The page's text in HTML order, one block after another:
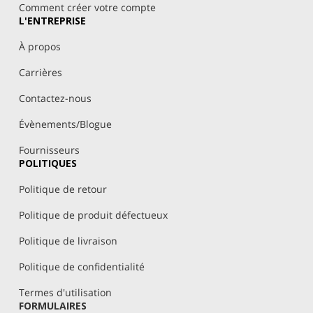
Comment créer votre compte
L'ENTREPRISE
À propos
Carrières
Contactez-nous
Évènements/Blogue
Fournisseurs
POLITIQUES
Politique de retour
Politique de produit défectueux
Politique de livraison
Politique de confidentialité
Termes d'utilisation
FORMULAIRES